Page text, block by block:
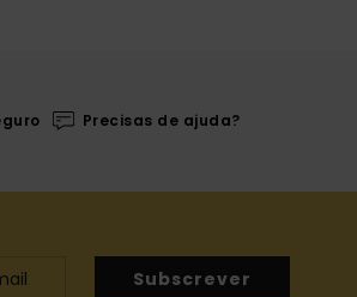
Precisas de ajuda?
Subscrever